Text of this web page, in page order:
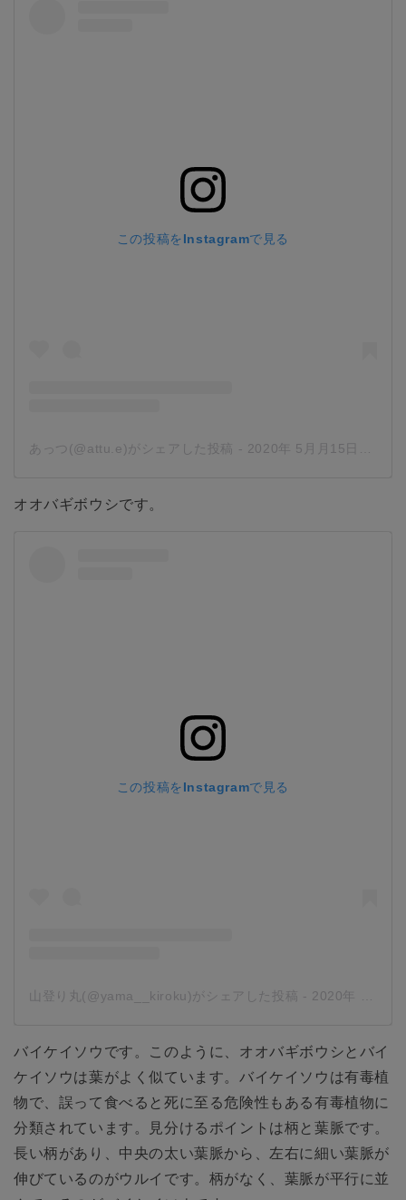
この投稿をInstagramで見る
あっつ(@attu.e)がシェアした投稿 - 2020年 5月月15日午後3時26分PDT
オオバギボウシです。
この投稿をInstagramで見る
山登り丸(@yama__kiroku)がシェアした投稿 - 2020年 5月月6日午後5時04分PDT
バイケイソウです。このように、オオバギボウシとバイ
ケイソウは葉がよく似ています。バイケイソウは有毒植
物で、誤って食べると死に至る危険性もある有毒植物に
分類されています。見分けるポイントは柄と葉脈です。
長い柄があり、中央の太い葉脈から、左右に細い葉脈が
伸びているのがウルイです。柄がなく、葉脈が平行に並